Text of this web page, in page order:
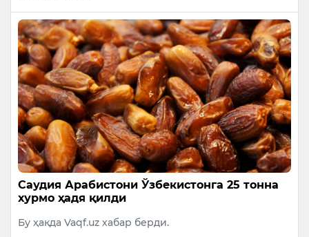
Саудия Арабистони Ўзбекистонга 25 тонна
хурмо ҳадя қилди
Бу ҳақда Vaqf.uz хабар берди.